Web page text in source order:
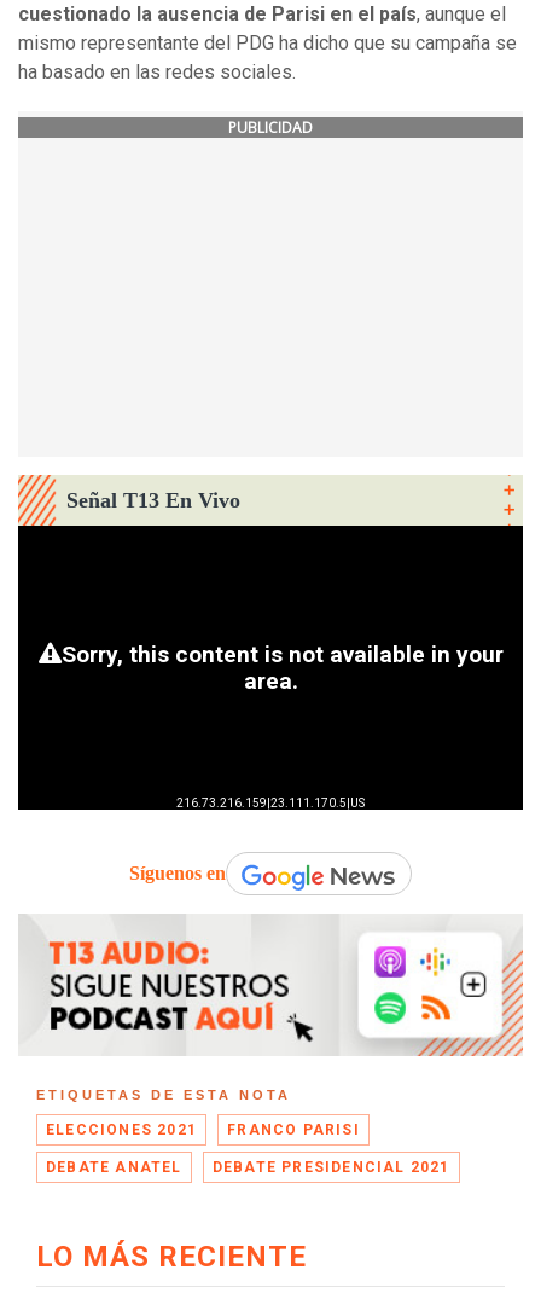
cuestionado la ausencia de Parisi en el país, aunque el
mismo representante del PDG ha dicho que su campaña se
ha basado en las redes sociales.
PUBLICIDAD
Señal T13 En Vivo
Síguenos en
ETIQUETAS DE ESTA NOTA
ELECCIONES 2021 FRANCO PARISI
DEBATE ANATEL DEBATE PRESIDENCIAL 2021
LO MÁS RECIENTE